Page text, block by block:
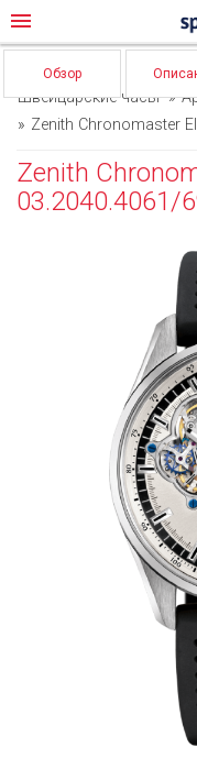
menu
Обзор
Швейцарские часы
Zenith Chronomaster
Zenith
03.2040.4061/